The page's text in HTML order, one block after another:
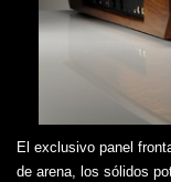
El exclusivo panel
de arena, los sólidos